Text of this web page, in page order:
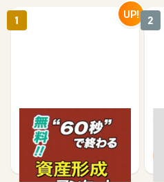
【無料・60秒で終わる】
資産形成に関するアンケ
ート
675 1,200
1 UP! 2